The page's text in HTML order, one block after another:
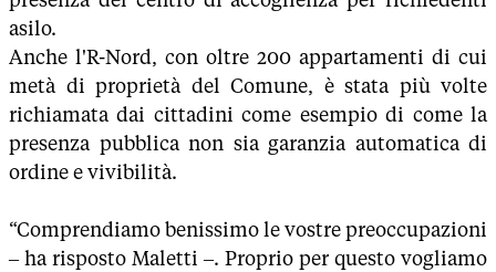
asilo.
Anche l'R-Nord, con oltre 200 appartamenti di cui
metà di proprietà del Comune, è stata più volte
richiamata dai cittadini come esempio di come la
presenza pubblica non sia garanzia automatica di
ordine e vivibilità.
“Comprendiamo benissimo le vostre preoccupazioni
– ha risposto Maletti –. Proprio per questo vogliamo